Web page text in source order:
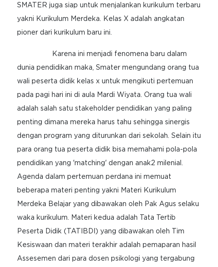
SMATER juga siap untuk menjalankan kurikulum terbaru
yakni Kurikulum Merdeka. Kelas X adalah angkatan
pioner dari kurikulum baru ini.
Karena ini menjadi fenomena baru dalam
dunia pendidikan maka, Smater mengundang orang tua
wali peserta didik kelas x untuk mengikuti pertemuan
pada pagi hari ini di aula Mardi Wiyata. Orang tua wali
adalah salah satu stakeholder pendidikan yang paling
penting dimana mereka harus tahu sehingga sinergis
dengan program yang diturunkan dari sekolah. Selain itu
para orang tua peserta didik bisa memahami pola-pola
pendidikan yang 'matching' dengan anak2 milenial.
Agenda dalam pertemuan perdana ini memuat
beberapa materi penting yakni Materi Kurikulum
Merdeka Belajar yang dibawakan oleh Pak Agus selaku
waka kurikulum. Materi kedua adalah Tata Tertib
Peserta Didik (TATIBDI) yang dibawakan oleh Tim
Kesiswaan dan materi terakhir adalah pemaparan hasil
Assesemen dari para dosen psikologi yang tergabung